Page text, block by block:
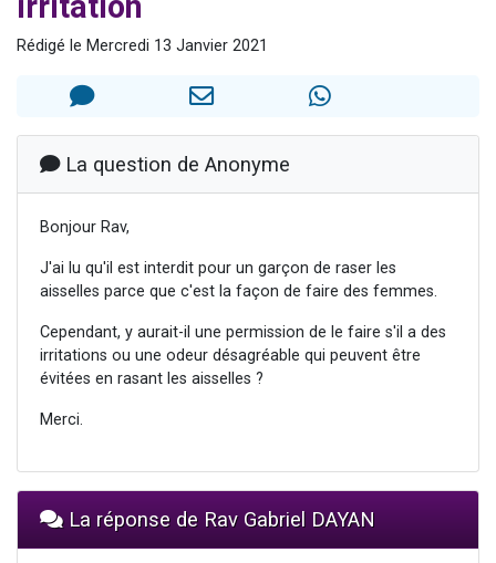
Il reste 49 places pour étudier en groupe sur Zoom
Ariel vient de donner son Maasser
Rédigé le Mercredi 13 Janvier 2021
La question de Anonyme
Bonjour Rav,
J'ai lu qu'il est interdit pour un garçon de raser les
aisselles parce que c'est la façon de faire des femmes.
Cependant, y aurait-il une permission de le faire s'il a des
irritations ou une odeur désagréable qui peuvent être
évitées en rasant les aisselles ?
Merci.
La réponse de Rav Gabriel DAYAN